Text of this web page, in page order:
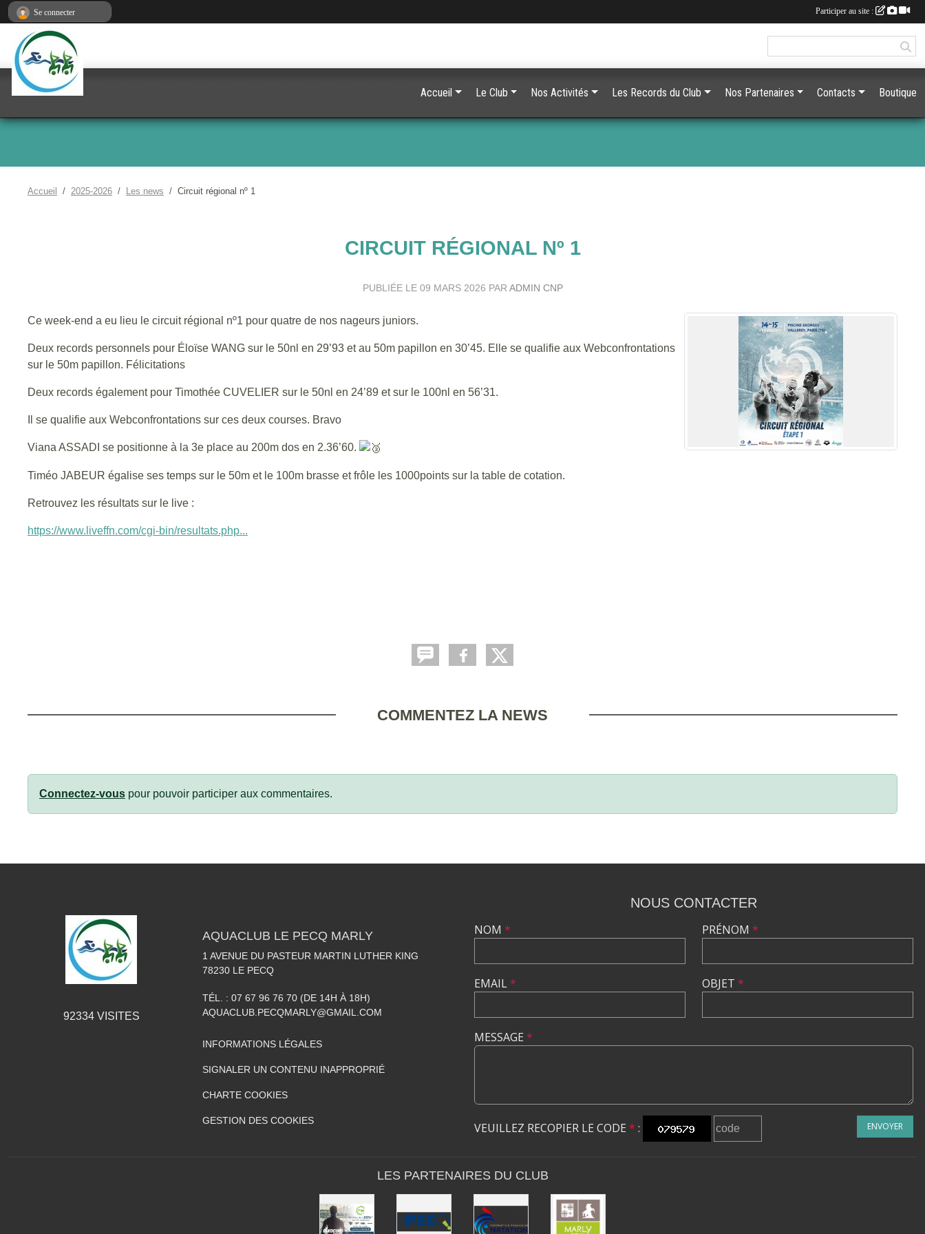
Accueil 2025-2026 Les news Circuit régional nº 1
CIRCUIT RÉGIONAL Nº 1
PUBLIÉE LE 09 MARS 2026 PAR ADMIN CNP
Ce week-end a eu lieu le circuit régional nº1 pour quatre de nos nageurs juniors.
Deux records personnels pour Éloïse WANG sur le 50nl en 29’93 et au 50m papillon en 30’45. Elle se qualifie aux Webconfrontations
sur le 50m papillon. Félicitations
Deux records également pour Timothée CUVELIER sur le 50nl en 24’89 et sur le 100nl en 56’31.
Il se qualifie aux Webconfrontations sur ces deux courses. Bravo
Viana ASSADI se positionne à la 3e place au 200m dos en 2.36’60.
Timéo JABEUR égalise ses temps sur le 50m et le 100m brasse et frôle les 1000points sur la table de cotation.
Retrouvez les résultats sur le live :
https://www.liveffn.com/cgi-bin/resultats.php...
COMMENTEZ LA NEWS
Connectez-vous pour pouvoir participer aux commentaires.
Accueil Le Club Nos Activités Les Records du Club Nos Partenaires Contacts Boutique
92334VISITES
AQUACLUB LE PECQ MARLY
1 AVENUE DU PASTEUR MARTIN LUTHER KING
78230 LE PECQ
TÉL. : 07 67 96 76 70 (DE 14H À 18H)
AQUACLUB.PECQMARLY@GMAIL.COM
INFORMATIONS LÉGALES
SIGNALER UN CONTENU INAPPROPRIÉ
CHARTE COOKIES
GESTION DES COOKIES
NOUS CONTACTER
NOM *
EMAIL*
PRÉNOM *
OBJET *
MESSAGE *
VEUILLEZ RECOPIER LE CODE * : ENVOYER
LES PARTENAIRES DU CLUB
Se connecter Participer au site :
Panneau de gestion des cookies